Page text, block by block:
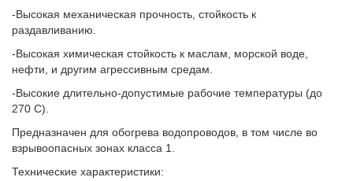
-Высокая механическая прочность, стойкость к
раздавливанию.
-Высокая химическая стойкость к маслам, морской воде,
нефти, и другим агрессивным средам.
-Высокие длительно-допустимые рабочие температуры (до
270 С).
Предназначен для обогрева водопроводов, в том числе во
взрывоопасных зонах класса 1.
Технические характеристики: